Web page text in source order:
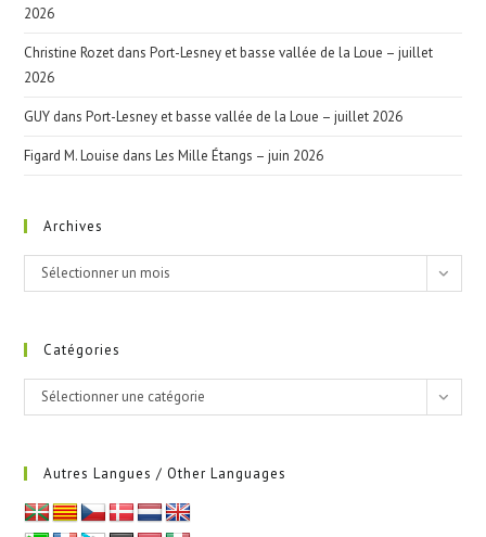
2026
Christine Rozet dansPort-Lesney et basse vallée de la Loue – juillet
2026
GUY dansPort-Lesney et basse vallée de la Loue – juillet 2026
Figard M. Louise dansLes Mille Étangs – juin 2026
Archives
Archives
Sélectionner un mois
Catégories
Catégories
Sélectionner une catégorie
Autres Langues / Other Languages